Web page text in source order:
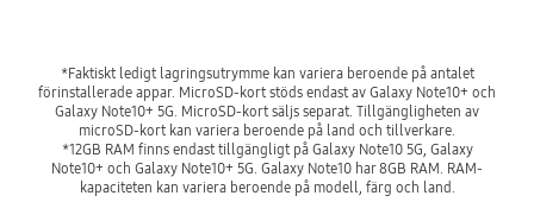
*Faktiskt ledigt lagringsutrymme kan variera beroende på antalet
förinstallerade appar. MicroSD-kort stöds endast av Galaxy Note10+ och
Galaxy Note10+ 5G. MicroSD-kort säljs separat. Tillgängligheten av
microSD-kort kan variera beroende på land och tillverkare.
*12GB RAM finns endast tillgängligt på Galaxy Note10 5G, Galaxy
Note10+ och Galaxy Note10+ 5G. Galaxy Note10 har 8GB RAM. RAM-
kapaciteten kan variera beroende på modell, färg och land.